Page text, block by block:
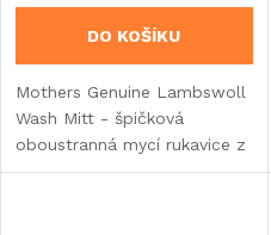
DO KOŠÍKU
Mothers Genuine Lambswoll
Wash Mitt - špičková
oboustranná mycí rukavice z
pravé jehněčí vlny.